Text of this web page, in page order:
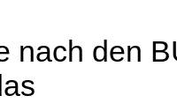
nach den